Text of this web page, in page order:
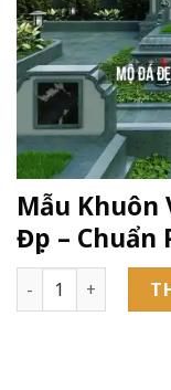
Mẫu Khuôn
Đẹp –
Mẫu Khuôn Viên